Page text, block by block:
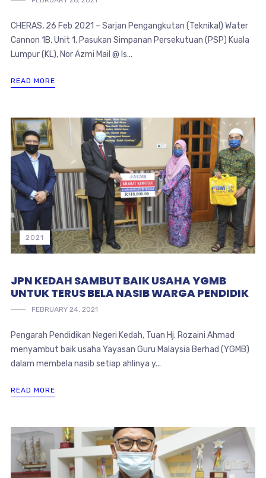
CHERAS, 26 Feb 2021 – Sarjan Pengangkutan (Teknikal) Water
Cannon 1B, Unit 1, Pasukan Simpanan Persekutuan (PSP) Kuala
Lumpur (KL), Nor Azmi Mail @ Is...
READ MORE
2021
JPN KEDAH SAMBUT BAIK USAHA YGMB
UNTUK TERUS BELA NASIB WARGA PENDIDIK
FEBRUARY 24, 2021
Pengarah Pendidikan Negeri Kedah, Tuan Hj. Rozaini Ahmad
menyambut baik usaha Yayasan Guru Malaysia Berhad (YGMB)
dalam membela nasib setiap ahlinya y...
READ MORE